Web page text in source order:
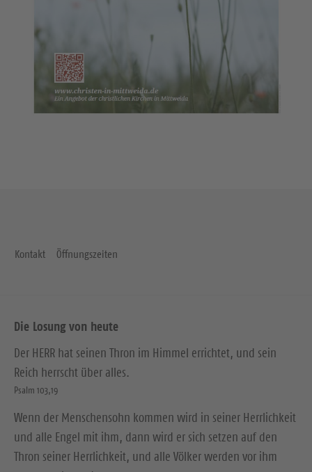
Kontakt Öffnungszeiten
Die Losung von heute
Der HERR hat seinen Thron im Himmel errichtet, und sein
Reich herrscht über alles.
Psalm 103,19
Wenn der Menschensohn kommen wird in seiner Herrlichkeit
und alle Engel mit ihm, dann wird er sich setzen auf den
Thron seiner Herrlichkeit, und alle Völker werden vor ihm